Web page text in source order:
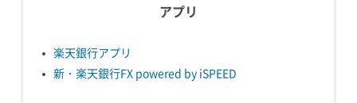
アプリ
楽天銀行アプリ
新・楽天銀行FX powered by iSPEED